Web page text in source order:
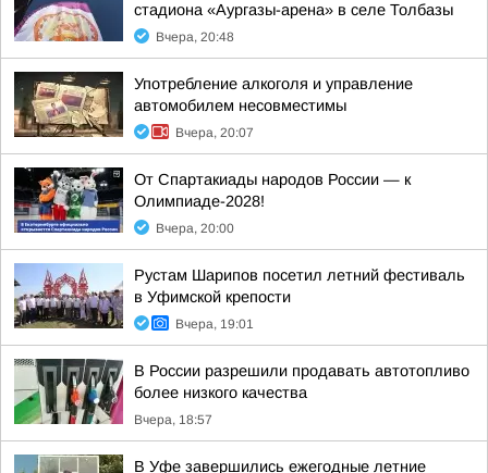
стадиона «Аургазы-арена» в селе Толбазы
Вчера, 20:48
Употребление алкоголя и управление
автомобилем несовместимы
Вчера, 20:07
От Спартакиады народов России — к
Олимпиаде-2028!
Вчера, 20:00
Рустам Шарипов посетил летний фестиваль
в Уфимской крепости
Вчера, 19:01
В России разрешили продавать автотопливо
более низкого качества
Вчера, 18:57
В Уфе завершились ежегодные летние